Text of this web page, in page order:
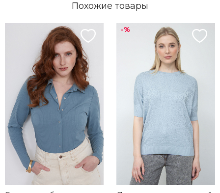
Похожие товары
-%